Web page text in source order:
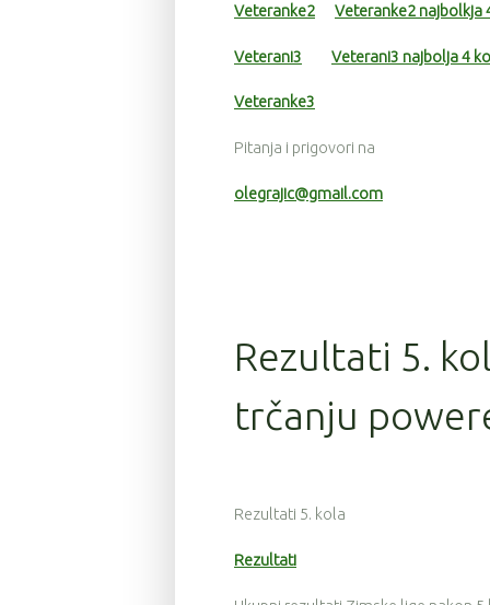
Veteranke2 Veteranke2 najbolkja
Veterani3 Veterani3 najbolja 4
Veteranke3
Pitanja i prigovori na
olegrajic@gmail.com
Rezultati 5.
trčanju
Rezultati 5. kola
Rezultati